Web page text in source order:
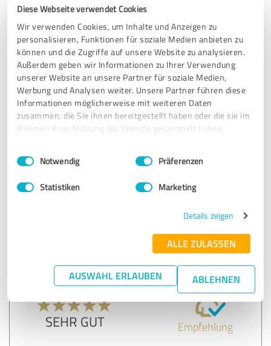
Diese Webseite verwendet Cookies
Wir verwenden Cookies, um Inhalte und Anzeigen zu
personalisieren, Funktionen für soziale Medien anbieten zu
können und die Zugriffe auf unsere Website zu analysieren.
Außerdem geben wir Informationen zu Ihrer Verwendung
unserer Website an unsere Partner für soziale Medien,
Werbung und Analysen weiter. Unsere Partner führen diese
Informationen möglicherweise mit weiteren Daten
zusammen, die Sie ihnen bereitgestellt haben oder die sie im
Rahmen Ihrer Nutzung der Dienste gesammelt haben.
Impressum Datenschutzbestimmungen
Einwilligungsauswahl
Notwendig Präferenzen
Statistiken Marketing
Details zeigen
ALLE ZULASSEN
AUSWAHL ERLAUBEN ABLEHNEN
Erfahrungsbericht & Bewertung zu:
enerix Soltau - Photovoltaik & Stromspeicher
11.04.2024 Carsten Z.
5,00 von 5
SEHR GUT Empfehlung
Ausgesprochen freundlicher Kontakt. Sehr
serviceorientiert und zuverlässig.
enerix Soltau - Photovoltaik & Stromspeicher
SEHR GUT Empfehlung